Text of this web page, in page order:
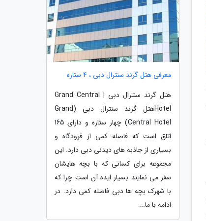
معرفی هتل گرند سنترال دبی ، 4 ستاره
هتل گرند سنترال دبی | Grand Central
Hotelهتل گرند سنترال دبی (Grand
Central Hotel) چهار ستاره و دارای 165
اتاق است که فاصله کمی از فرودگاه و
بسیاری از جاذبه های دیدنی دبی دارد. این
مجموعه برای کسانی که با بچه هایشان
سفر می نمایند بسیار ایده آن است چرا که
با شهرک بچه ها دبی فاصله کمی دارد. در
ادامه با ما...